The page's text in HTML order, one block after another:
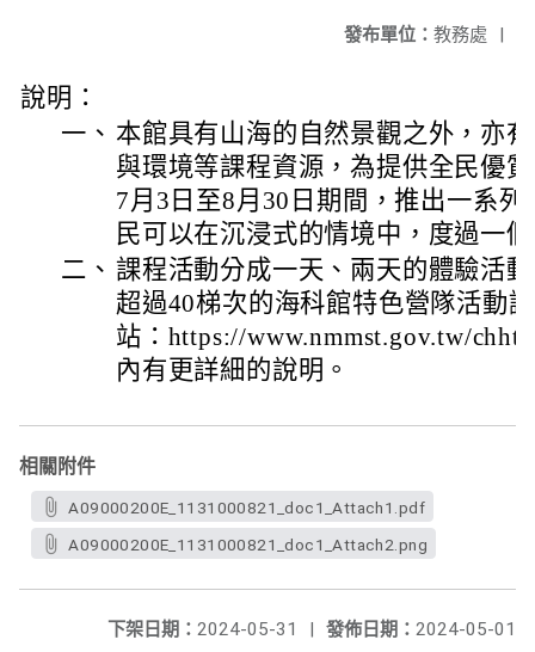
發布單位： 教務處 |
說明：
一、 本館具有山海的自然景觀之外，亦
與環境等課程資源，為提供全民優
7月3日至8月30日期間，推出一系
民可以在沉浸式的情境中，度過一
二、 課程活動分成一天、兩天的體驗活
超過40梯次的海科館特色營隊活動
站：https://www.nmmst.gov.tw/
內有更詳細的說明。
相關附件
A09000200E_1131000821_doc1_Attach1.pdf
A09000200E_1131000821_doc1_Attach2.png
發佈日期： 2024-05-01
下架日期： 2024-05-31 |